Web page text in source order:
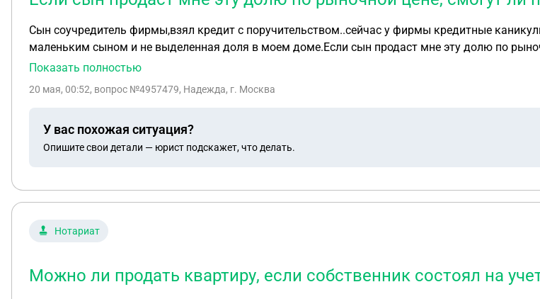
Сын соучредитель фирмы,взял кредит с поручительством..сейчас у фирмы кредитные
маленьким сыном и не выделенная доля в моем доме.Если сын продаст мне эту долю по
Показать полностью
20 мая, 00:52, вопрос №4957479, Надежда, г. Москва
У вас похожая ситуация?
Опишите свои детали — юрист подскажет, что делать.
Нотариат
Можно ли продать квартиру, если собственник состоял на